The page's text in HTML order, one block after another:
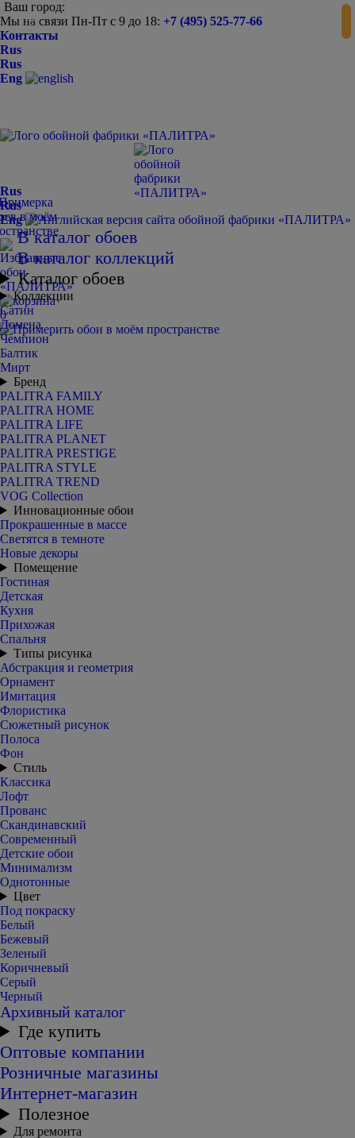
Ваш город:
Мы на связи Пн-Пт с 9 до 18: +7 (495) 525-77-66
Контакты
Rus
Rus
Eng
0
Rus
Rus
Eng
В каталог обоев
В каталог коллекций
Каталог обоев
Коллекции
Сатин
Домена
Чемпион
Балтик
Мирт
Бренд
PALITRA FAMILY
PALITRA HOME
PALITRA LIFE
PALITRA PLANET
PALITRA PRESTIGE
PALITRA STYLE
PALITRA TREND
VOG Collection
Инновационные обои
Прокрашенные в массе
Светятся в темноте
Новые декоры
Помещение
Гостиная
Детская
Кухня
Прихожая
Спальня
Типы рисунка
Абстракция и геометрия
Орнамент
Имитация
Флористика
Сюжетный рисунок
Полоса
Фон
Стиль
Классика
Лофт
Прованс
Скандинавский
Современный
Детские обои
Минимализм
Однотонные
Цвет
Под покраску
Белый
Бежевый
Зеленый
Коричневый
Серый
Черный
Архивный каталог
Где купить
Оптовые компании
Розничные магазины
Интернет-магазин
Полезное
Для ремонта
-